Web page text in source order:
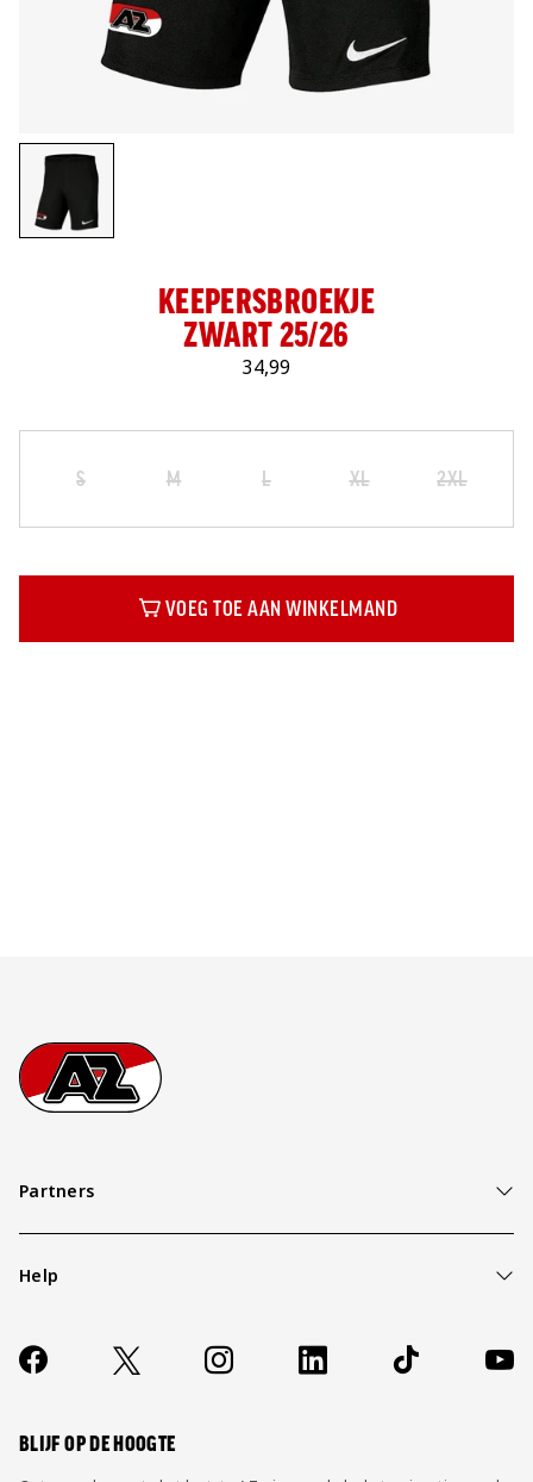
KEEPERSBROEKJE
ZWART 25/26
34,99
Maat
S M L XL 2XL
VOEG TOE AAN WINKELMAND
Footer
Ga naar onze homepage
Partners
Help
Contact
FAQ
Socials
https://www.facebook.com/AZAlkmaar
X Instagram LinkedIn TikTok
BLIJF OP DE HOOGTE